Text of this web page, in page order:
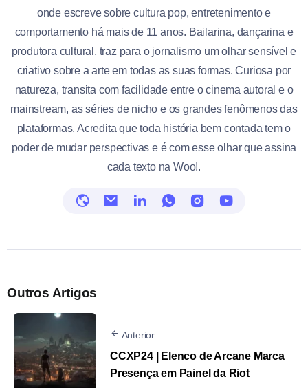
onde escreve sobre cultura pop, entretenimento e
comportamento há mais de 11 anos. Bailarina, dançarina e
produtora cultural, traz para o jornalismo um olhar sensível e
criativo sobre a arte em todas as suas formas. Curiosa por
natureza, transita com facilidade entre o cinema autoral e o
mainstream, as séries de nicho e os grandes fenômenos das
plataformas. Acredita que toda história bem contada tem o
poder de mudar perspectivas e é com esse olhar que assina
cada texto na Woo!.
Outros Artigos
Anterior
CCXP24 | Elenco de Arcane Marca
Presença em Painel da Riot